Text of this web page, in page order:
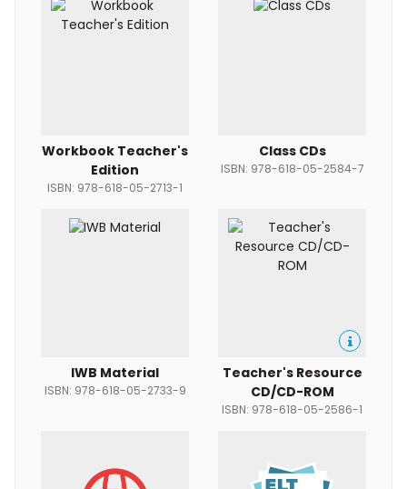
Workbook Teacher's
Edition
ISBN: 978-618-05-2713-1
Class CDs
ISBN: 978-618-05-2584-7
IWB Material
ISBN: 978-618-05-2733-9
Teacher's Resource
CD/CD-ROM
ISBN: 978-618-05-2586-1